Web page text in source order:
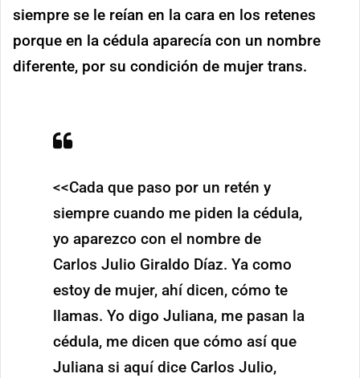
siempre se le reían en la cara en los retenes
porque en la cédula aparecía con un nombre
diferente, por su condición de mujer trans.
<<Cada que paso por un retén y
siempre cuando me piden la cédula,
yo aparezco con el nombre de
Carlos Julio Giraldo Díaz. Ya como
estoy de mujer, ahí dicen, cómo te
llamas. Yo digo Juliana, me pasan la
cédula, me dicen que cómo así que
Juliana si aquí dice Carlos Julio,